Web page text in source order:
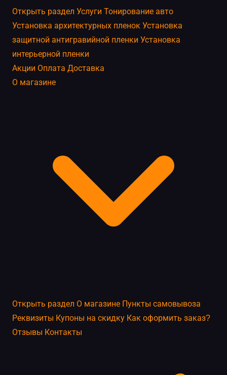
Открыть раздел Услуги Тонирование авто
Установка архитектурных пленок Установка
защитной антигравийной пленки Установка
интерьерной пленки
Акции Оплата Доставка
О магазине
Открыть раздел О магазине Пункты самовывоза
Реквизиты Купоны на скидку Как оформить заказ?
Отзывы Контакты